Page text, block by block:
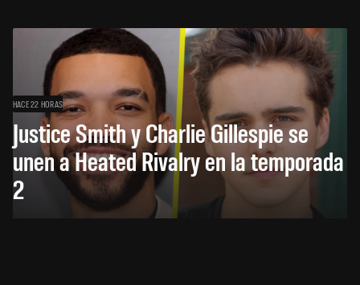
HACE 22 HORAS
Justice Smith y Charlie Gillespie se
unen a Heated Rivalry en la temporada
2